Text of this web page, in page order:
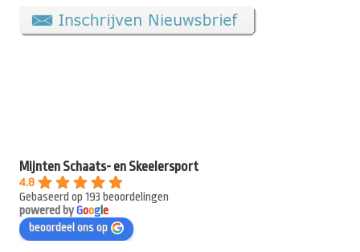
Mijnten Schaats- en Skeelersport
4.8
Gebaseerd op 193 beoordelingen
powered byGooge
beoordeel ons op